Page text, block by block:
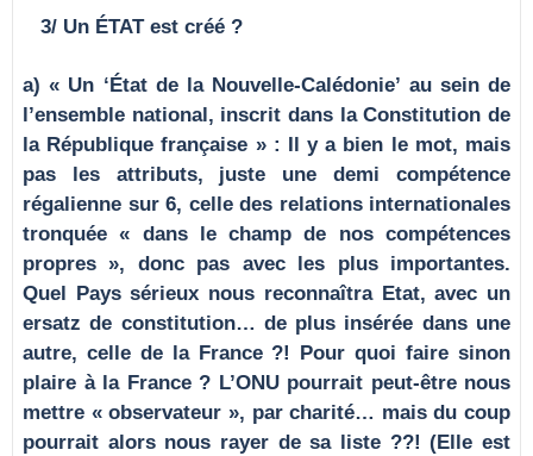
3/ Un ÉTAT est créé ?
a) « Un ‘État de la Nouvelle-Calédonie’ au sein de
l’ensemble national, inscrit dans la Constitution de
la République française » : Il y a bien le mot, mais
pas les attributs, juste une demi compétence
régalienne sur 6, celle des relations internationales
tronquée « dans le champ de nos compétences
propres », donc pas avec les plus importantes.
Quel Pays sérieux nous reconnaîtra Etat, avec un
ersatz de constitution… de plus insérée dans une
autre, celle de la France ?! Pour quoi faire sinon
plaire à la France ? L’ONU pourrait peut-être nous
mettre « observateur », par charité… mais du coup
pourrait alors nous rayer de sa liste ??! (Elle est